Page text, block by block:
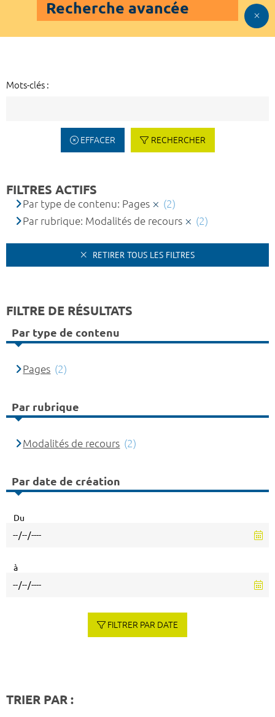
Recherche avancée
Mots-clés :
EFFACER RECHERCHER
FILTRES ACTIFS
Par type de contenu: Pages
(2)
Par rubrique: Modalités de recours
(2)
RETIRER TOUS LES FILTRES
FILTRE DE RÉSULTATS
Par type de contenu
Pages (2)
Par rubrique
Modalités de recours (2)
Par date de création
Du
à
FILTRER PAR DATE
TRIER PAR :